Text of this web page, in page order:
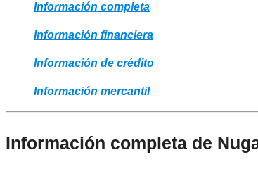
Información completa
Información financiera
Información de crédito
Información mercantil
Información completa de